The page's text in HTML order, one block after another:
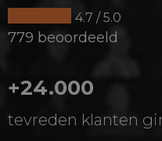
4.7 / 5.0
779 beoordeeld
+24.000
tevreden klanten